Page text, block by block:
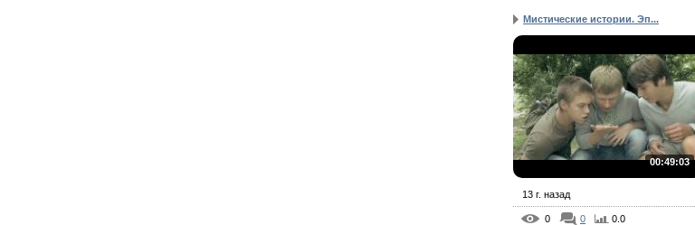
Мистические истории. Эп...
00:49:03
13 г. назад
0 0 0.0